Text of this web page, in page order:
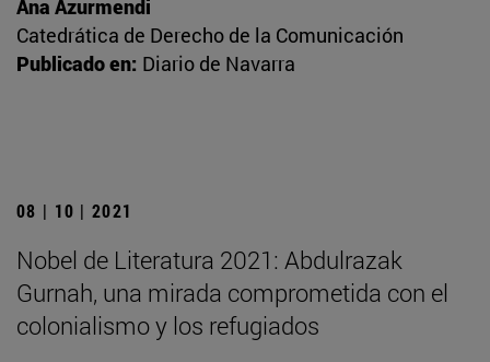
Ana Azurmendi
Catedrática de Derecho de la Comunicación
Publicado en: Diario de Navarra
08 | 10 | 2021
Nobel de Literatura 2021: Abdulrazak
Gurnah, una mirada comprometida con el
colonialismo y los refugiados